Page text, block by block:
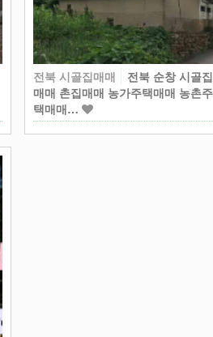
전북 시골집매매
전북 순창 시골집
매매 촌집매매 농가주택매매 농촌주
택매매…